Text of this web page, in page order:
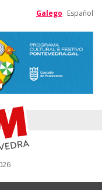
Galego Español